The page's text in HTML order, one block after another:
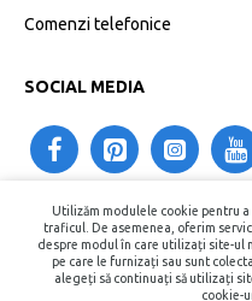
Utilizăm modulele cookie pentru
traficul. De asemenea, oferim
despre modul în care utilizați site-ul
pe care le furnizați sau sunt
alegeți să continuați să utilizați
cookie-
Comenzi telefonice
SOCIAL MEDIA
+40730575557